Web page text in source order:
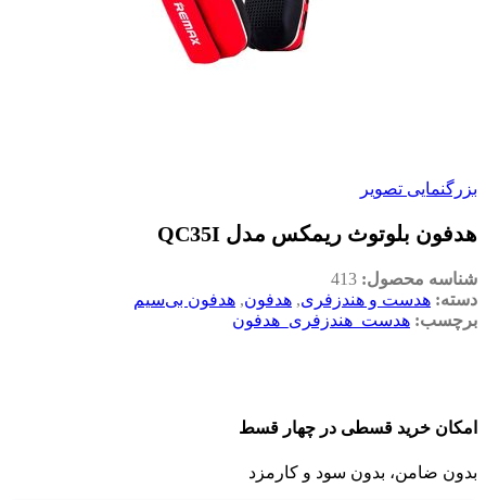
بزرگنمایی تصویر
هدفون بلوتوث ریمکس مدل QC35I
شناسه محصول: 413
دسته: هدست و هندزفری, هدفون, هدفون بی‌سیم
برچسب: هدست_هندزفری_هدفون
امکان خرید قسطی در چهار قسط
بدون ضامن، بدون سود و کارمزد